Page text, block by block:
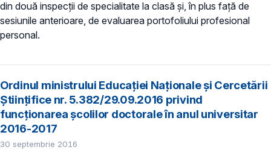
din două inspecţii de specialitate la clasă şi, în plus faţă de
sesiunile anterioare, de evaluarea portofoliului profesional
personal.
Ordinul ministrului Educaţiei Naţionale şi Cercetării
Ştiinţifice nr. 5.382/29.09.2016 privind
funcţionarea şcolilor doctorale în anul universitar
2016-2017
30 septembrie 2016